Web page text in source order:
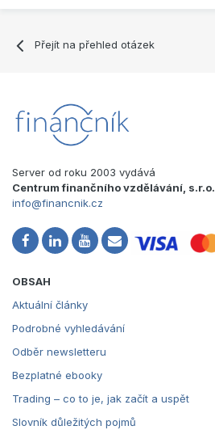
Přejít na přehled otázek
Server od roku 2003 vydává
Centrum finančního vzdělávání, s.r.o.
info@financnik.cz
OBSAH
Aktuální články
Podrobné vyhledávání
Odběr newsletteru
Bezplatné ebooky
Trading – co to je, jak začít a uspět
Slovník důležitých pojmů